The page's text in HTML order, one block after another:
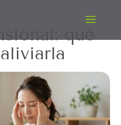
qué